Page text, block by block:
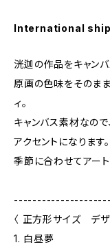
International
洸迦の作品をキャンバ
原画の色味をそのま
ィ。
キャンバス素材なの
アクセントになります。
季節に合わせてアート
〈 正方形サイズ デザ
1. 白昼夢